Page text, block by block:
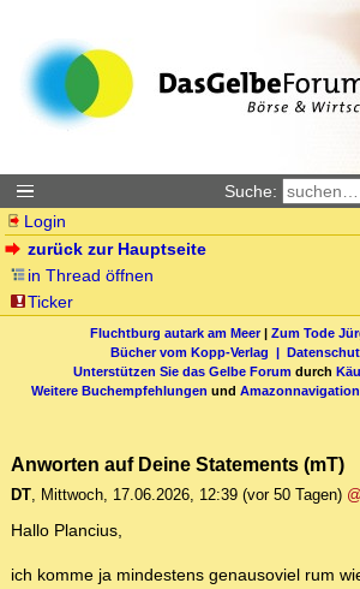
Suche:
Login
zurück zur Hauptseite
in Thread öffnen
Ticker
Fluchtburg autark am Meer| Zum Tode
Bücher vom Kopp-Verlag |
Unterstützen Sie das Gelbe Forum durch
Weitere Buchempfehlungen und Amazonnavigation
Anworten auf Deine Statements (mT)
DT, Mittwoch, 17.06.2026, 12:39 (vor 50 Tagen)
Hallo Plancius,
ich komme ja mindestens genausoviel rum